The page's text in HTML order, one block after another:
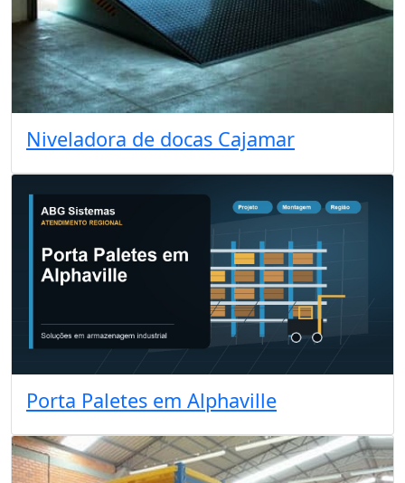
Niveladora de docas Cajamar
Porta Paletes em Alphaville